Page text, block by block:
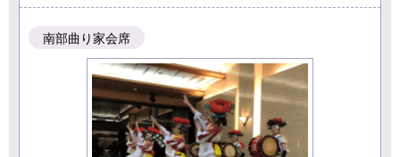
南部曲り家会席